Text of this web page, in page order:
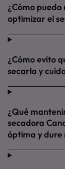
¿Cómo
optimizar el
¿Cómo evito
secarla y
¿Qué
secadora
óptima y dure